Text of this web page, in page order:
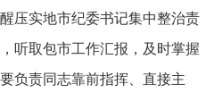
压实地市纪委书记集中整治责
听取包市工作汇报，及时掌握
负责同志靠前指挥、直接主